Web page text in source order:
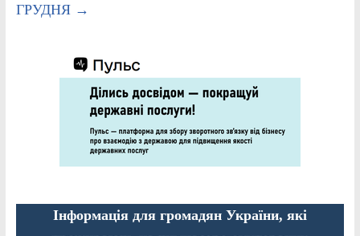
ГРУДНЯ →
Інформація для громадян України, які